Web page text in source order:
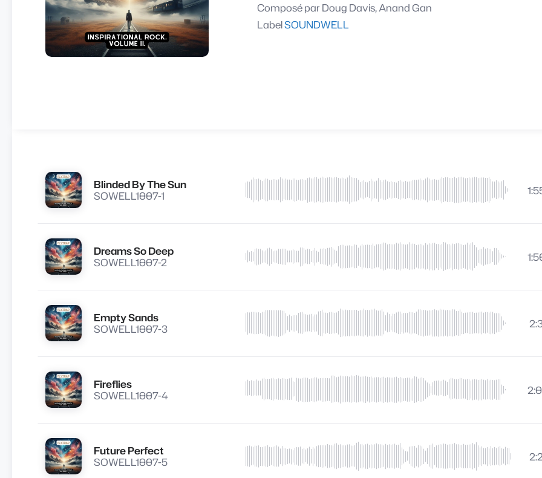
Composé par Doug Davis, Anand Gan
LabelSOUNDWELL
Lire
Blinded By The Sun
SOWELL1007-1
Lire
Dreams So Deep
SOWELL1007-2
Lire
Empty Sands
SOWELL1007-3
Lire
Fireflies
SOWELL1007-4
Lire
Future Perfect
SOWELL1007-5